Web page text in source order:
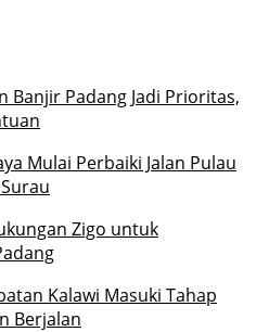
Banjir Padang Jadi Prioritas,
Mulai Perbaiki Jalan Pulau
Zigo untuk
Kalawi Masuki Tahap
Berjalan